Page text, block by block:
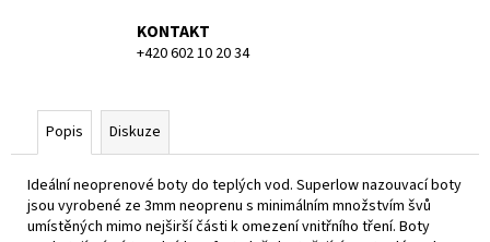
KONTAKT
+420 602 10 20 34
Popis Diskuze
Ideální neoprenové boty do teplých vod. Superlow nazouvací boty
jsou vyrobené ze 3mm neoprenu s minimálním množstvím švů
umístěných mimo nejširší části k omezení vnitřního tření. Boty